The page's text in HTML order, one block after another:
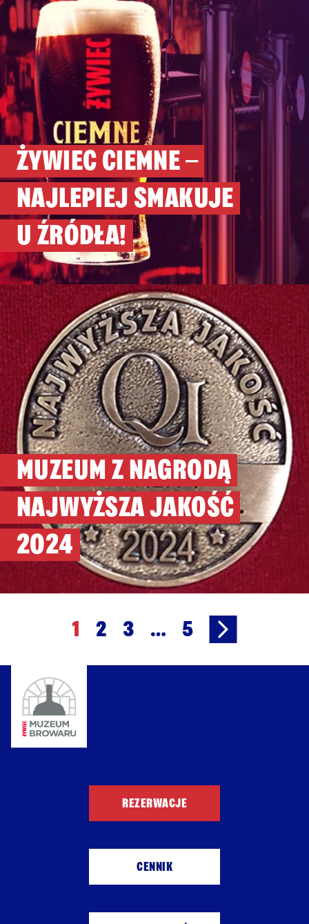
ŻYWIEC CIEMNE –
NAJLEPIEJ SMAKUJE
U ŹRÓDŁA!
MUZEUM Z NAGRODĄ
NAJWYŻSZA JAKOŚĆ
2024
12 3 … 5
REZERWACJE
CENNIK